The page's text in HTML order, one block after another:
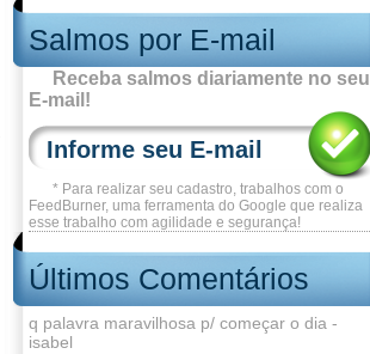
Salmos por E-mail
Receba salmos diariamente no seu
E-mail!
* Para realizar seu cadastro, trabalhos com o
FeedBurner, uma ferramenta do Google que realiza
esse trabalho com agilidade e segurança!
Últimos Comentários
q palavra maravilhosa p/ começar o dia -
isabel